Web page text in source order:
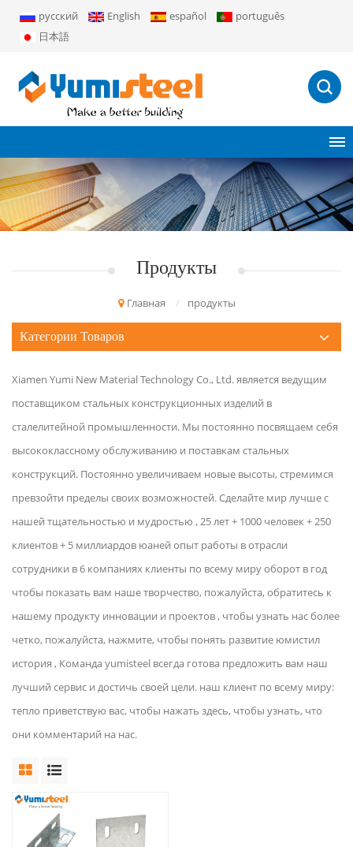
русский English español
português
日本語
Продукты
Главная / продукты
Категории Товаров
Xiamen Yumi New Material Technology Co., Ltd. является ведущим
поставщиком стальных конструкционных изделий в
сталелитейной промышленности. Мы постоянно посвящаем себя
высококлассному обслуживанию и поставкам стальных
конструкций. Постоянно увеличиваем новые высоты, стремимся
превзойти пределы своих возможностей. Сделайте мир лучше с
нашей тщательностью и мудростью , 25 лет + 1000 человек + 250
клиентов + 5 миллиардов юаней опыт работы в отрасли
сотрудники в 6 компаниях клиенты по всему миру оборот в год
чтобы показать вам наше творчество, пожалуйста, обратитесь к
нашему продукту инновации и проектов , чтобы узнать нас более
четко, пожалуйста, нажмите, чтобы понять развитие юмистил
история , Команда yumisteel всегда готова предложить вам наш
лучший сервис и достичь своей цели. наш клиент по всему миру:
тепло приветствую вас, чтобы нажать здесь, чтобы узнать, что
они комментарий на нас.